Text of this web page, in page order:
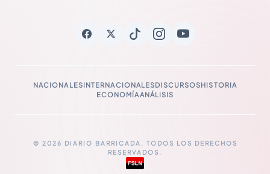
NACIONALESINTERNACIONALESDISCURSOSHISTORIA
ECONOMÍAANÁLISIS
© 2026 DIARIO BARRICADA. TODOS LOS DERECHOS
RESERVADOS.